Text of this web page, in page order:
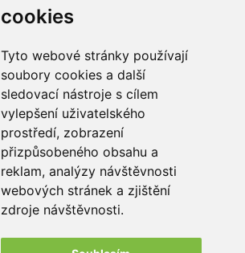
cookies
Tyto webové stránky používají
soubory cookies a další
sledovací nástroje s cílem
vylepšení uživatelského
prostředí, zobrazení
přizpůsobeného obsahu a
reklam, analýzy návštěvnosti
webových stránek a zjištění
zdroje návštěvnosti.
Buďme ve spojení